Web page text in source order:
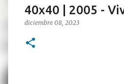
40x40 | 2005 -
diciembre 08, 2023